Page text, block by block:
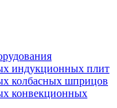
индукционных плит
колбасных шприцов
конвекционных